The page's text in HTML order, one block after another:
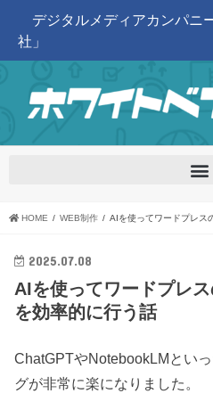
デジタルメディアカンパニ
社」
HOME WEB制作 AIを使ってワードプレス
2025.07.08
AIを使ってワードプレ
を効率的に行う話
ChatGPTやNotebookLMとい
グが非常に楽になりました。